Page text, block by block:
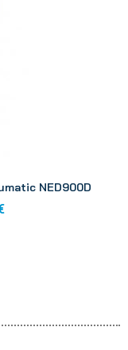
NED900D